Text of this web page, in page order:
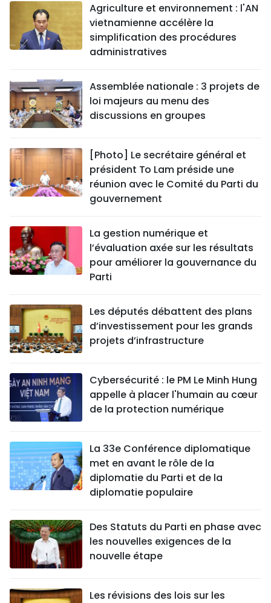
Agriculture et environnement : l'AN
vietnamienne accélère la
simplification des procédures
administratives
Assemblée nationale : 3 projets de
loi majeurs au menu des
discussions en groupes
[Photo] Le secrétaire général et
président To Lam préside une
réunion avec le Comité du Parti du
gouvernement
La gestion numérique et
l’évaluation axée sur les résultats
pour améliorer la gouvernance du
Parti
Les députés débattent des plans
d’investissement pour les grands
projets d’infrastructure
Cybersécurité : le PM Le Minh Hung
appelle à placer l'humain au cœur
de la protection numérique
La 33e Conférence diplomatique
met en avant le rôle de la
diplomatie du Parti et de la
diplomatie populaire
Des Statuts du Parti en phase avec
les nouvelles exigences de la
nouvelle étape
Les révisions des lois sur les